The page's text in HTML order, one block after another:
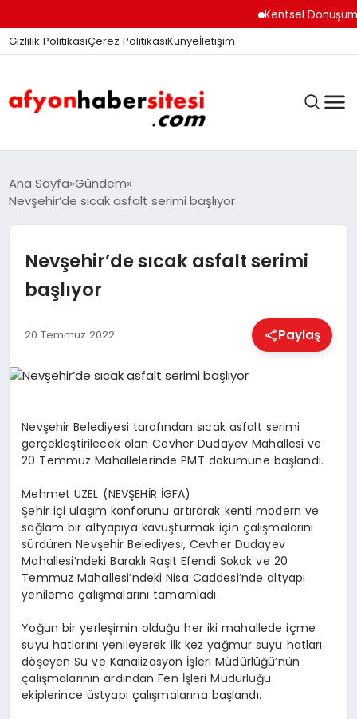
Kentsel Dönüşüm Ofisi
Gizlilik PolitikasıÇerez PolitikasıKünyeİletişim
ANASAYFA
DÜNYA
MAGAZIN
SAĞLIK
SPOR
Ana Sayfa Gündem
Nevşehir’de sıcak asfalt serimi başlıyor
Nevşehir’de sıcak asfalt serimi
başlıyor
20 Temmuz 2022 Paylaş
Nevşehir Belediyesi tarafından sıcak asfalt serimi
gerçekleştirilecek olan Cevher Dudayev Mahallesi ve
20 Temmuz Mahallelerinde PMT dökümüne başlandı.
Mehmet UZEL (NEVŞEHİR İGFA)
Şehir içi ulaşım konforunu artırarak kenti modern ve
sağlam bir altyapıya kavuşturmak için çalışmalarını
sürdüren Nevşehir Belediyesi, Cevher Dudayev
Mahallesi’ndeki Baraklı Raşit Efendi Sokak ve 20
Temmuz Mahallesi’ndeki Nisa Caddesi’nde altyapı
yenileme çalışmalarını tamamladı.
Yoğun bir yerleşimin olduğu her iki mahallede içme
suyu hatlarını yenileyerek ilk kez yağmur suyu hatları
döşeyen Su ve Kanalizasyon İşleri Müdürlüğü’nün
çalışmalarının ardından Fen İşleri Müdürlüğü
ekiplerince üstyapı çalışmalarına başlandı.